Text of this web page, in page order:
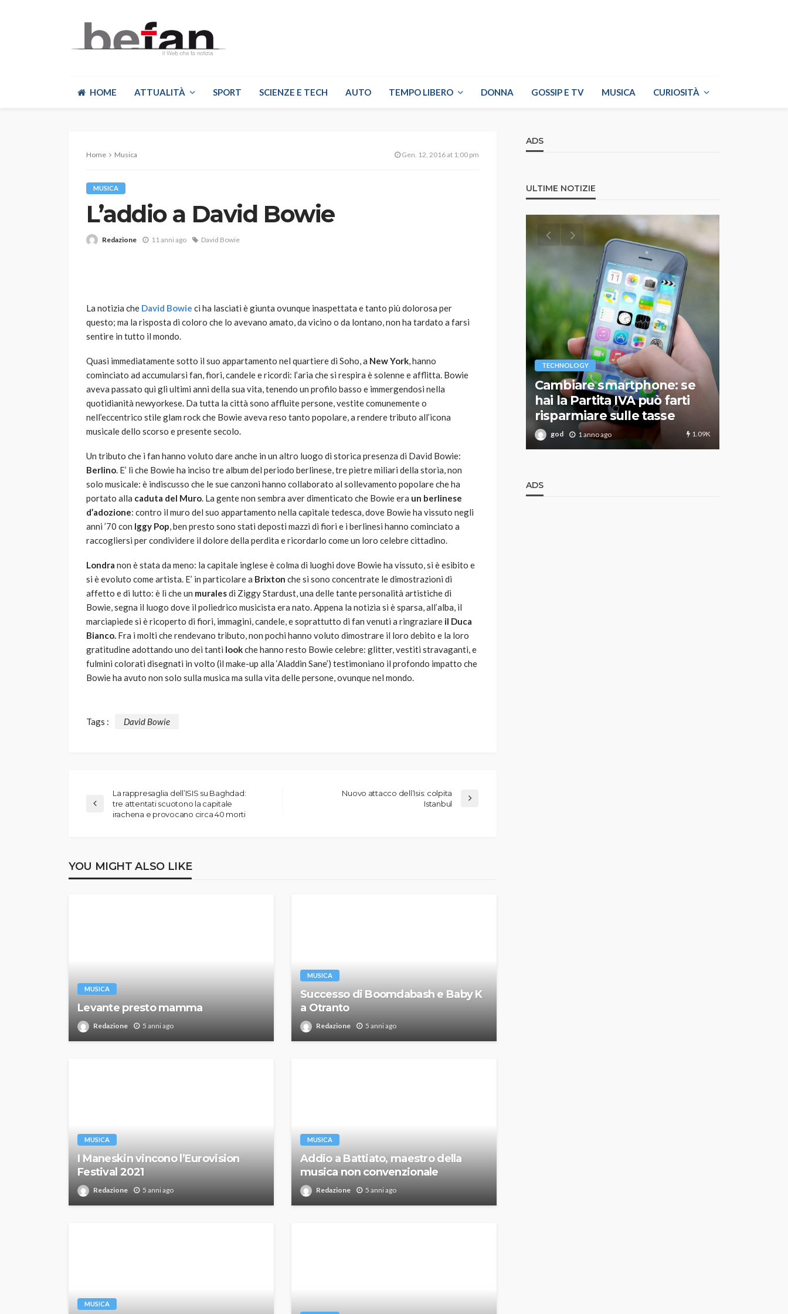
HOME ATTUALITÀ SPORT SCIENZE E TECH AUTO TEMPO LIBERO DONNA GOSSIP E TV MUSICA CURIOSITÀ
Home Musica Gen. 12, 2016 at 1:00 pm
MUSICA
L’addio a David Bowie
Redazione 11 anni ago David Bowie
La notizia che David Bowie ci ha lasciati è giunta ovunque inaspettata e tanto più dolorosa per
questo; ma la risposta di coloro che lo avevano amato, da vicino o da lontano, non ha tardato a farsi
sentire in tutto il mondo.
Quasi immediatamente sotto il suo appartamento nel quartiere di Soho, a New York, hanno
cominciato ad accumularsi fan, fiori, candele e ricordi: l’aria che si respira è solenne e afflitta. Bowie
aveva passato qui gli ultimi anni della sua vita, tenendo un profilo basso e immergendosi nella
quotidianità newyorkese. Da tutta la città sono affluite persone, vestite comunemente o
nell’eccentrico stile glam rock che Bowie aveva reso tanto popolare, a rendere tributo all’icona
musicale dello scorso e presente secolo.
Un tributo che i fan hanno voluto dare anche in un altro luogo di storica presenza di David Bowie:
Berlino. E’ lì che Bowie ha inciso tre album del periodo berlinese, tre pietre miliari della storia, non
solo musicale: è indiscusso che le sue canzoni hanno collaborato al sollevamento popolare che ha
portato alla caduta del Muro. La gente non sembra aver dimenticato che Bowie era un berlinese
d’adozione: contro il muro del suo appartamento nella capitale tedesca, dove Bowie ha vissuto negli
anni ’70 con Iggy Pop, ben presto sono stati deposti mazzi di fiori e i berlinesi hanno cominciato a
raccogliersi per condividere il dolore della perdita e ricordarlo come un loro celebre cittadino.
Londra non è stata da meno: la capitale inglese è colma di luoghi dove Bowie ha vissuto, si è esibito e
si è evoluto come artista. E’ in particolare a Brixton che si sono concentrate le dimostrazioni di
affetto e di lutto: è lì che un muralesdi Ziggy Stardust, una delle tante personalità artistiche di
Bowie, segna il luogo dove il poliedrico musicista era nato. Appena la notizia si è sparsa, all’alba, il
marciapiede si è ricoperto di fiori, immagini, candele, e soprattutto di fan venuti a ringraziare il Duca
Bianco. Fra i molti che rendevano tributo, non pochi hanno voluto dimostrare il loro debito e la loro
gratitudine adottando uno dei tanti lookche hanno resto Bowie celebre: glitter, vestiti stravaganti, e
fulmini colorati disegnati in volto (il make-up alla ‘Aladdin Sane’) testimoniano il profondo impatto che
Bowie ha avuto non solo sulla musica ma sulla vita delle persone, ovunque nel mondo.
Tags : David Bowie
La rappresaglia dell’ISIS su Baghdad:
tre attentati scuotono la capitale
irachena e provocano circa 40 morti
Nuovo attacco dell’Isis: colpita
Istanbul
YOU MIGHT ALSO LIKE
MUSICA
Levante presto mamma
Redazione 5 anni ago
MUSICA
Successo di Boomdabash e Baby K
a Otranto
Redazione 5 anni ago
MUSICA
I Maneskin vincono l’Eurovision
Festival 2021
Redazione 5 anni ago
MUSICA
Addio a Battiato, maestro della
musica non convenzionale
Redazione 5 anni ago
MUSICA
ADS
ULTIME NOTIZIE
VARIE
Robot tagliaerba: quale
scegliere per il tuo prato
god 1 anno ago
MG alle Final 8 di Coppa
Davis: tennis mondiale e
passione per
l’automobilismo
abbracciano la stessa causa
TECHNOLOGY
Cambiare smartphone: se
hai la Partita IVA può farti
risparmiare sulle tasse
god 1 anno ago 1.09K
ADS